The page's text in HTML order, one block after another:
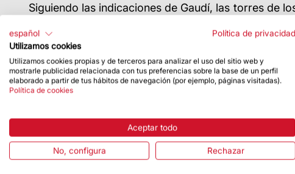
Siguiendo las indicaciones de Gaudí, las torres de
Los terminales de las torres de los Evangelistas
las alabanzas «Amén» y «Al·leluia» inscritas en
focos que iluminarán la cruz de Jesucristo desde
de colores dorados de Oro Orsoni para los
De este elemento surge la figura del tetramorfo en
Las figuras del tetramorfo, obra del escultor
antigüedad en esculturas griegas y romanas. De
abreviaturas correspondientes de cada
, elemento común para las cuatro
desde la lejanía. Tal y como explicaJordi Faulí,
que utilizaba Gaudí, un gran hiperboloide
gran complejidad geométrica y de una calidad y
español
Política de privacidad
Utilizamos cookies
Utilizamos cookies propias y de terceros para analizar el uso del sitio web y
mostrarle publicidad relacionada con tus preferencias sobre la base de un perfil
elaborado a partir de tus hábitos de navegación (por ejemplo, páginas visitadas).
Política de cookies
Aceptar todo
No, configura Rechazar